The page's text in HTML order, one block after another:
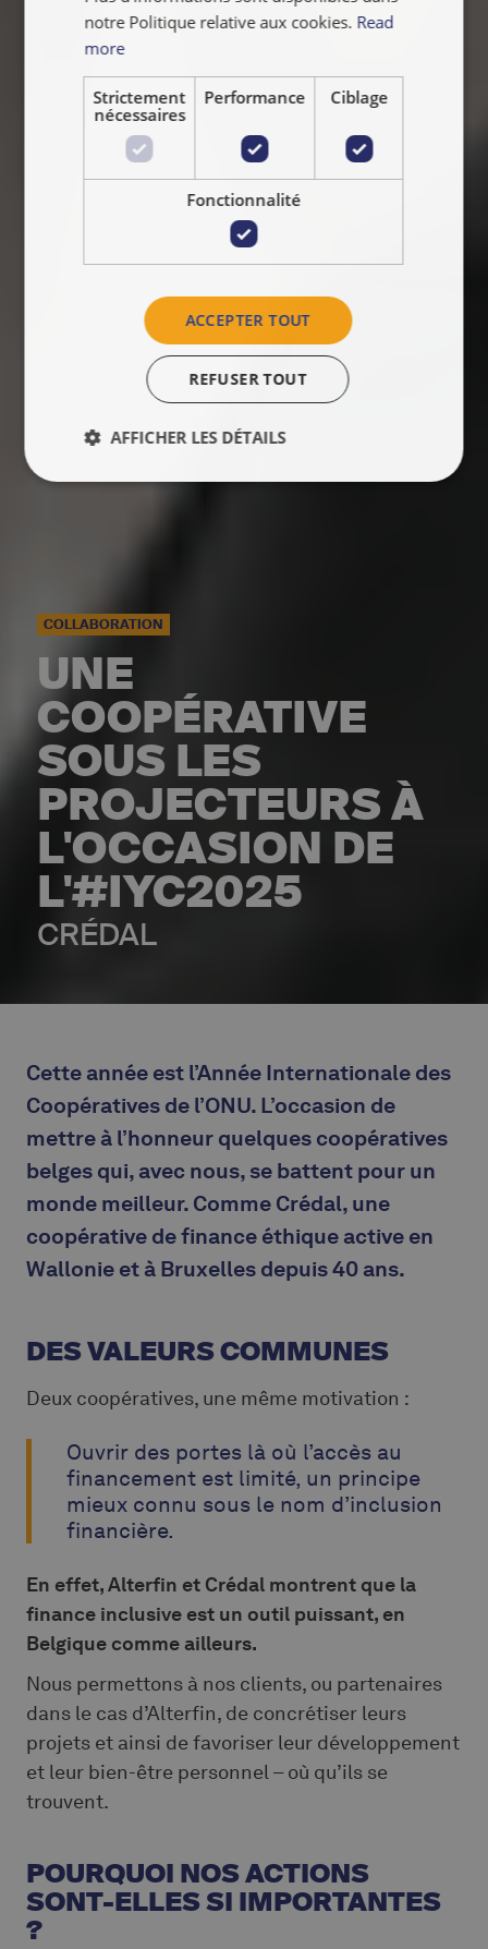
COLLABORATION
UNE
COOPÉRATIVE
SOUS LES
PROJECTEURS À
L'OCCASION DE
L'#IYC2025
CRÉDAL
Cette année est l’Année Internationale des
Coopératives de l’ONU. L’occasion de
mettre à l’honneur quelques coopératives
belges qui, avec nous, se battent pour un
monde meilleur. Comme Crédal, une
coopérative de finance éthique active en
Wallonie et à Bruxelles depuis 40 ans.
DES VALEURS COMMUNES
Deux coopératives, une même motivation :
Ouvrir des portes là où l’accès au
financement est limité, un principe
mieux connu sous le nom d’inclusion
financière.
En effet, Alterfin et Crédal montrent que la
finance inclusive est un outil puissant, en
Belgique comme ailleurs.
Nous permettons à nos clients, ou partenaires
dans le cas d’Alterfin, de concrétiser leurs
projets et ainsi de favoriser leur développement
et leur bien-être personnel – où qu’ils se
trouvent.
POURQUOI NOS ACTIONS
SONT-ELLES SI IMPORTANTES
?
notre Politique relative aux cookies. Read
more
Strictement
nécessaires
Performance Ciblage
Fonctionnalité
ACCEPTER TOUT
REFUSER TOUT
AFFICHER LES DÉTAILS